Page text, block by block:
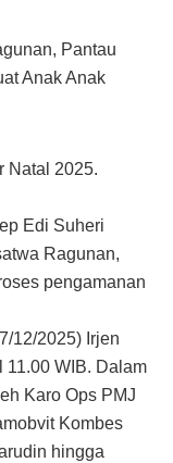
Pantau
Anak Anak
Natal 2025.
Edi Suheri
Ragunan,
pengamanan
12/2025) Irjen
WIB. Dalam
Karo Ops PMJ
Kombes
hingga